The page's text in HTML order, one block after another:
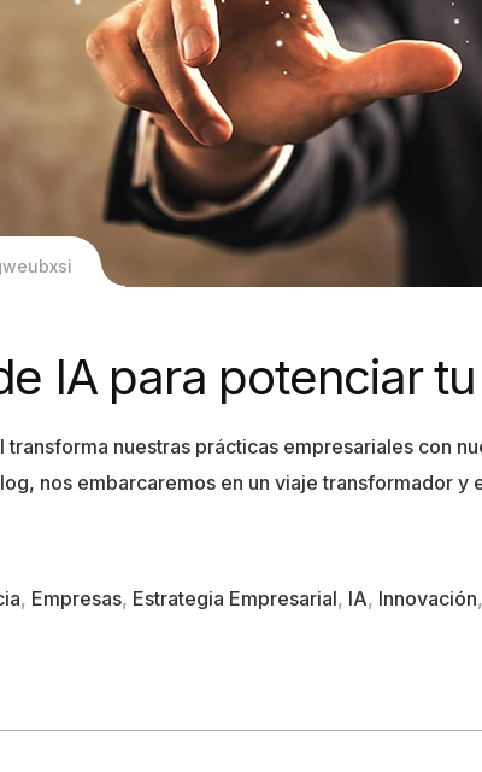
IA para potenciar
transforma nuestras prácticas empresariales con
nos embarcaremos en un viaje transformador
, Empresas, Estrategia Empresarial, IA, Innovación,